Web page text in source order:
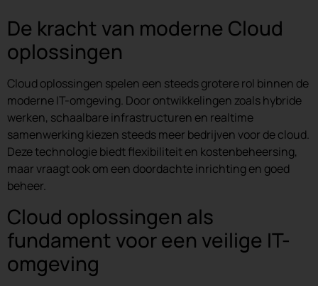
De kracht van moderne Cloud
oplossingen
Cloud oplossingen spelen een steeds grotere rol binnen de
moderne IT-omgeving. Door ontwikkelingen zoals hybride
werken, schaalbare infrastructuren en realtime
samenwerking kiezen steeds meer bedrijven voor de cloud.
Deze technologie biedt flexibiliteit en kostenbeheersing,
maar vraagt ook om een doordachte inrichting en goed
beheer.
Cloud oplossingen als
fundament voor een veilige IT-
omgeving